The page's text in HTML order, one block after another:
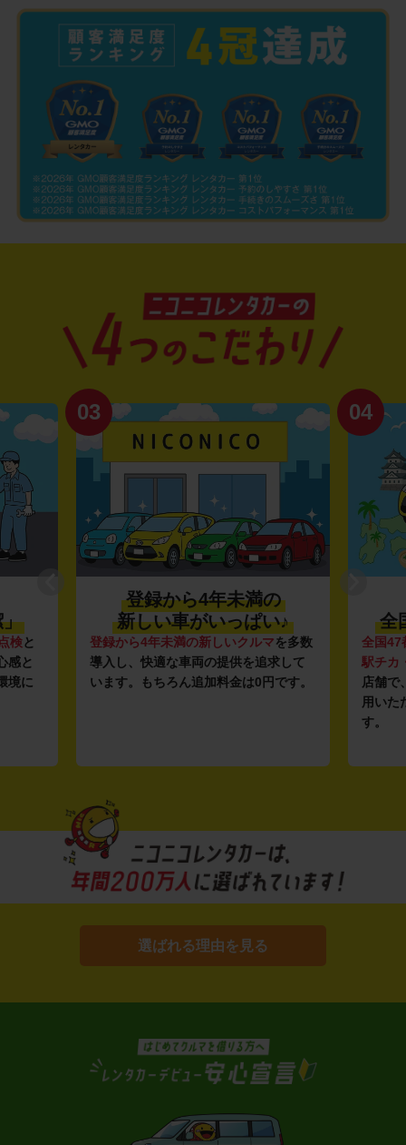
」
検と
感と
境に
03
登録から4年未満の
新しい車がいっぱい♪
登録から4年未満の新しいクルマを多数
導入し、快適な車両の提供を追求して
います。もちろん追加料金は0円です。
04
全
全国47
駅チカ
店舗で
用いた
す。
選ばれる理由を見る